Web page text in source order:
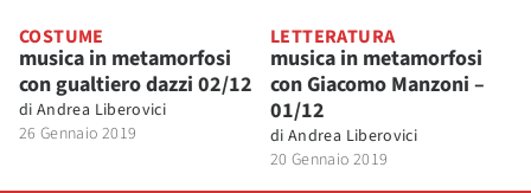
COSTUME
musica in metamorfosi
con gualtiero dazzi 02/12
di Andrea Liberovici
26 Gennaio 2019
LETTERATURA
musica in metamorfosi
con Giacomo Manzoni –
01/12
di Andrea Liberovici
20 Gennaio 2019